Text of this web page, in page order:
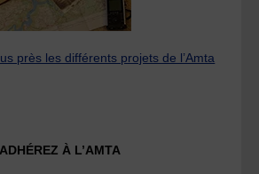
près les différents projets de l’Amta
ADHÉREZ À L’AMTA